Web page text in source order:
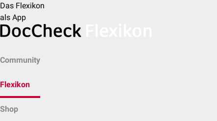
Das Flexikon
als App
Community
Flexikon
Shop